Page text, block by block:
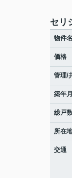
セリ
物件名
価格
管理/
築年月
総戸
所在
交通